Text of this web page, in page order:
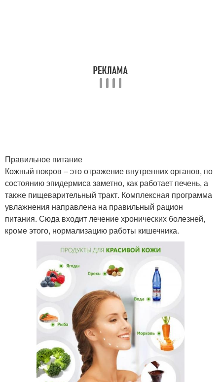
Правильное питание
Кожный покров – это отражение внутренних органов, по
состоянию эпидермиса заметно, как работает печень, а
также пищеварительный тракт. Комплексная программа
увлажнения направлена на правильный рацион
питания. Сюда входит лечение хронических болезней,
кроме этого, нормализацию работы кишечника.